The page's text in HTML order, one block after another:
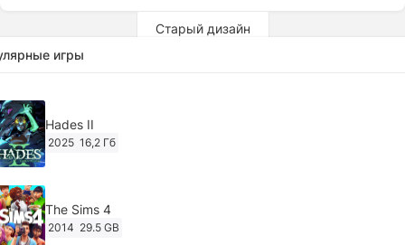
Старый дизайн
игры
Hades II
2025 16,2 Гб
The Sims 4
2014 29.5 GB